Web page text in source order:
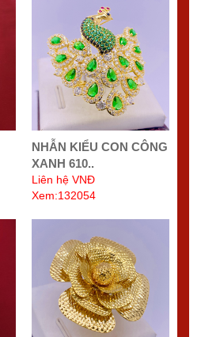
NHẪN KIỂU CON CÔNG
XANH 610..
Liên hệ VNĐ
Xem:132054